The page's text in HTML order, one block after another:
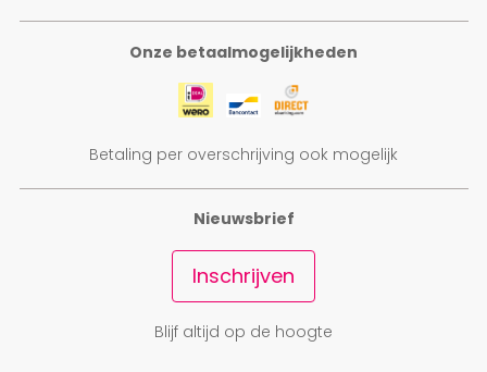
Onze betaalmogelijkheden
Betaling per overschrijving ook mogelijk
Nieuwsbrief
Inschrijven
Blijf altijd op de hoogte